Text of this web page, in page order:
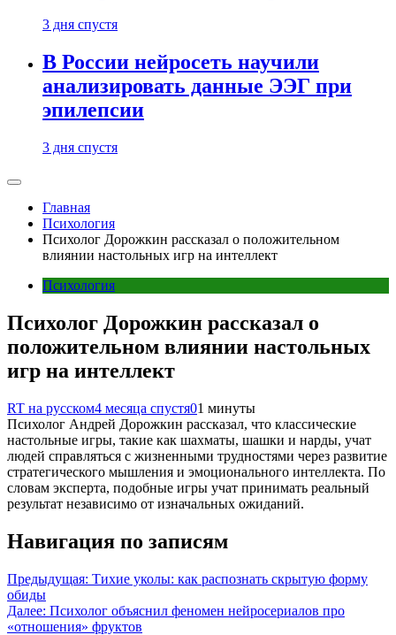
3 дня спустя
В России нейросеть научили
анализировать данные ЭЭГ при
эпилепсии
3 дня спустя
Главная
Психология
Психолог Дорожкин рассказал о положительном
влиянии настольных игр на интеллект
Психология
Психолог Дорожкин рассказал о
положительном влиянии настольных
игр на интеллект
RT на русском4 месяца спустя01 минуты
Психолог Андрей Дорожкин рассказал, что классические
настольные игры, такие как шахматы, шашки и нарды, учат
людей справляться с жизненными трудностями через развитие
стратегического мышления и эмоционального интеллекта. По
словам эксперта, подобные игры учат принимать реальный
результат независимо от изначальных ожиданий.
Навигация по записям
Предыдущая: Тихие уколы: как распознать скрытую форму
обиды
Далее: Психолог объяснил феномен нейросериалов про
«отношения» фруктов